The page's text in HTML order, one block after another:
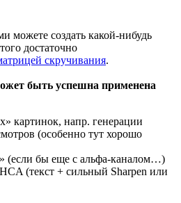
можете создать какой-нибудь
достаточно
скручивания.
быть успешна применена
картинок, напр. генерации
(особенно тут хорошо
(если бы еще с альфа-каналом…)
(текст + сильный Sharpen или